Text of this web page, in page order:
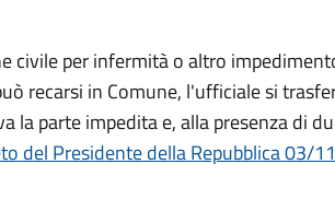
civile per infermità o altro
recarsi in Comune, l'ufficiale si
la parte impedita e, alla presenza di
del Presidente della Repubblica 03/